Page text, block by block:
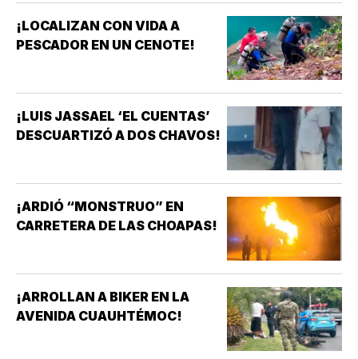
¡LOCALIZAN CON VIDA A
PESCADOR EN UN CENOTE!
¡LUIS JASSAEL ‘EL CUENTAS’
DESCUARTIZÓ A DOS CHAVOS!
¡ARDIÓ “MONSTRUO” EN
CARRETERA DE LAS CHOAPAS!
¡ARROLLAN A BIKER EN LA
AVENIDA CUAUHTÉMOC!